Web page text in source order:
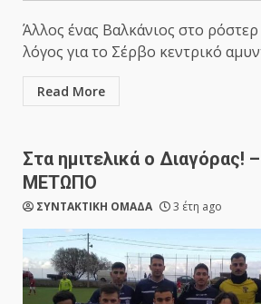
Άλλος ένας Βαλκάνιος στο
λόγος για το Σέρβο κεντρικό
Read More
Στα ημιτελικά ο Διαγόρας!
ΜΕΤΩΠΟ
ΣΥΝΤΑΚΤΙΚΗ ΟΜΑΔΑ 3 έτη ago